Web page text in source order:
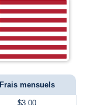
Frais mensuels
$3.00